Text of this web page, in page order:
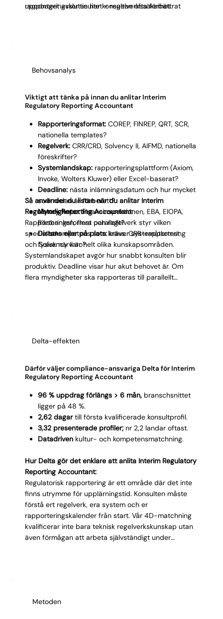
uppdraget avslutas har konsulten ofta förbättrat
rapporteringskontinuitet + regelverkssäkerhet.
Behovsanalys
Viktigt att tänka på innan du anlitar Interim
Regulatory Reporting Accountant
Rapporteringsformat:COREP, FINREP, QRT, SCR,
nationella templates?
Regelverk:CRR/CRD, Solvency II, AIFMD, nationella
föreskrifter?
Systemlandskap:rapporteringsplattform (Axiom,
Invoke, Wolters Kluwer) eller Excel-baserat?
Deadline:nästa inlämningsdatum och hur mycket
som redan är förberett?
Myndigheter:Finansinspektionen, EBA, EIOPA,
Riksbanken, flera parallellt?
Distans eller på plats:kräver systemåtkomst
fysisk närvaro?
Så använder du listan när du anlitar Interim
Regulatory Reporting Accountant:
Rapporteringsformat och regelverk styr vilken
specialistkompetens som krävs. CRR-rapportering
och Solvency II är helt olika kunskapsområden.
Systemlandskapet avgör hur snabbt konsulten blir
produktiv. Deadline visar hur akut behovet är. Om
flera myndigheter ska rapporteras till parallellt
Delta-effekten
Därför väljer compliance-ansvariga Delta för Interim
Regulatory Reporting Accountant
96 % uppdrag förlängs > 6 mån,branschsnittet
ligger på 48 %.
2,62 dagartill första kvalificerade konsultprofil.
3,32 presenterade profiler;nr 2,2 landar oftast.
Datadrivenkultur- och kompetensmatchning.
Hur Delta gör det enklare att anlita Interim Regulatory
Reporting Accountant:
Regulatorisk rapportering är ett område där det inte
finns utrymme för upplärningstid. Konsulten måste
förstå ert regelverk, era system och er
rapporteringskalender från start. Vår 4D-matchning
kvalificerar inte bara teknisk regelverkskunskap utan
även förmågan att arbeta självständigt under
Metoden